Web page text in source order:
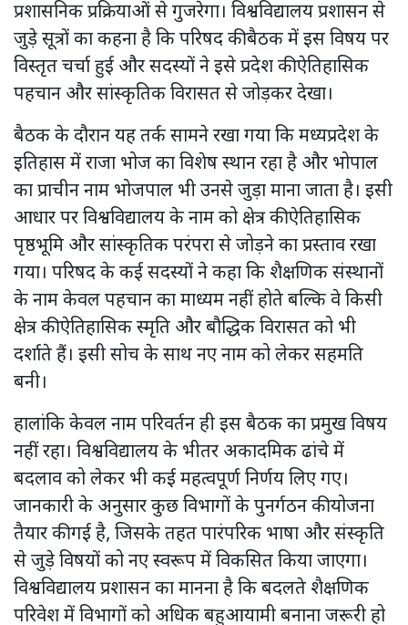
प्रशासनिक प्रक्रियाओं से गुजरेगा। विश्वविद्यालय प्रशासन से
जुड़े सूत्रों का कहना है कि परिषद की बैठक में इस विषय पर
विस्तृत चर्चा हुई और सदस्यों ने इसे प्रदेश की ऐतिहासिक
पहचान और सांस्कृतिक विरासत से जोड़कर देखा।
बैठक के दौरान यह तर्क सामने रखा गया कि मध्यप्रदेश के
इतिहास में राजा भोज का विशेष स्थान रहा है और भोपाल
का प्राचीन नाम भोजपाल भी उनसे जुड़ा माना जाता है। इसी
आधार पर विश्वविद्यालय के नाम को क्षेत्र की ऐतिहासिक
पृष्ठभूमि और सांस्कृतिक परंपरा से जोड़ने का प्रस्ताव रखा
गया। परिषद के कई सदस्यों ने कहा कि शैक्षणिक संस्थानों
के नाम केवल पहचान का माध्यम नहीं होते बल्कि वे किसी
क्षेत्र की ऐतिहासिक स्मृति और बौद्धिक विरासत को भी
दर्शाते हैं। इसी सोच के साथ नए नाम को लेकर सहमति
बनी।
हालांकि केवल नाम परिवर्तन ही इस बैठक का प्रमुख विषय
नहीं रहा। विश्वविद्यालय के भीतर अकादमिक ढांचे में
बदलाव को लेकर भी कई महत्वपूर्ण निर्णय लिए गए।
जानकारी के अनुसार कुछ विभागों के पुनर्गठन की योजना
तैयार की गई है, जिसके तहत पारंपरिक भाषा और संस्कृति
से जुड़े विषयों को नए स्वरूप में विकसित किया जाएगा।
विश्वविद्यालय प्रशासन का मानना है कि बदलते शैक्षणिक
परिवेश में विभागों को अधिक बहुआयामी बनाना जरूरी हो